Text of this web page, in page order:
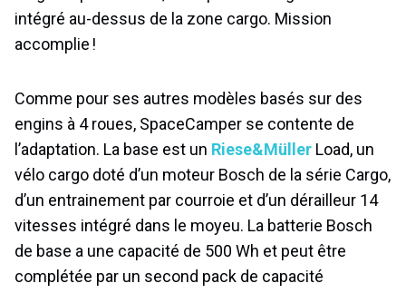
intégré au-dessus de la zone cargo. Mission
accomplie !
Comme pour ses autres modèles basés sur des
engins à 4 roues, SpaceCamper se contente de
l’adaptation. La base est un Riese&Müller Load, un
vélo cargo doté d’un moteur Bosch de la série Cargo,
d’un entrainement par courroie et d’un dérailleur 14
vitesses intégré dans le moyeu. La batterie Bosch
de base a une capacité de 500 Wh et peut être
complétée par un second pack de capacité